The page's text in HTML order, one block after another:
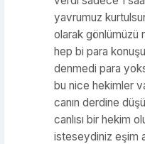
yavrumuz
olarak gönlümüzü
hep bi para
denmedi para
bu nice hekimler
canın derdine
canlısı bir hekim
isteseydiniz eşim